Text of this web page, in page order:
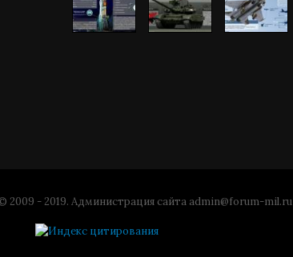
- 2019. Администрация сайта admin@forum-mil.ru